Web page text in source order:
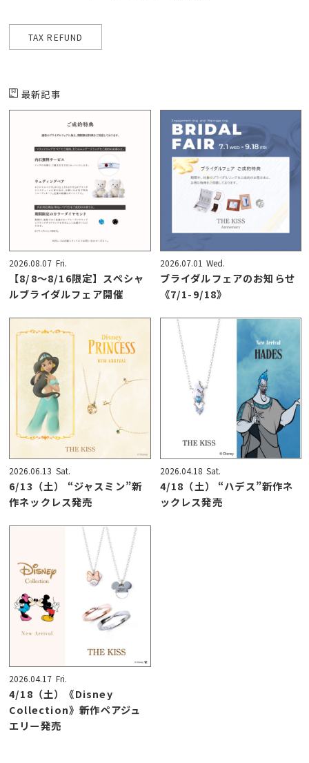
TAX REFUND
最新記事
2026.08.07 Fri.
【8/8〜8/16限定】スペシャ
ルブライダルフェア開催
2026.07.01 Wed.
ブライダルフェアのお知らせ
《7/1-9/18》
2026.06.13 Sat.
6/13（土） “ジャスミン”新
作ネックレス発売
2026.04.18 Sat.
4/18（土） “ハデス”新作ネ
ックレス発売
2026.04.17 Fri.
4/18（土）《Disney
Collection》新作ペアジュ
エリー発売